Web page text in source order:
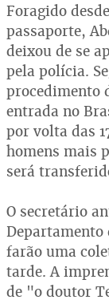
Foragido
passaporte,
deixou de se
pela polícia.
procedimento
entrada no
por volta das
homens mais
será
O secretário
Departamento
farão uma
tarde. A
de "o doutor